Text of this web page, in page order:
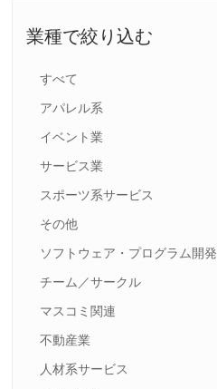
業種で絞り込む
すべて
アパレル系
イベント業
サービス業
スポーツ系サービス
その他
ソフトウェア・プログラム開発
チーム／サークル
マスコミ関連
不動産業
人材系サービス